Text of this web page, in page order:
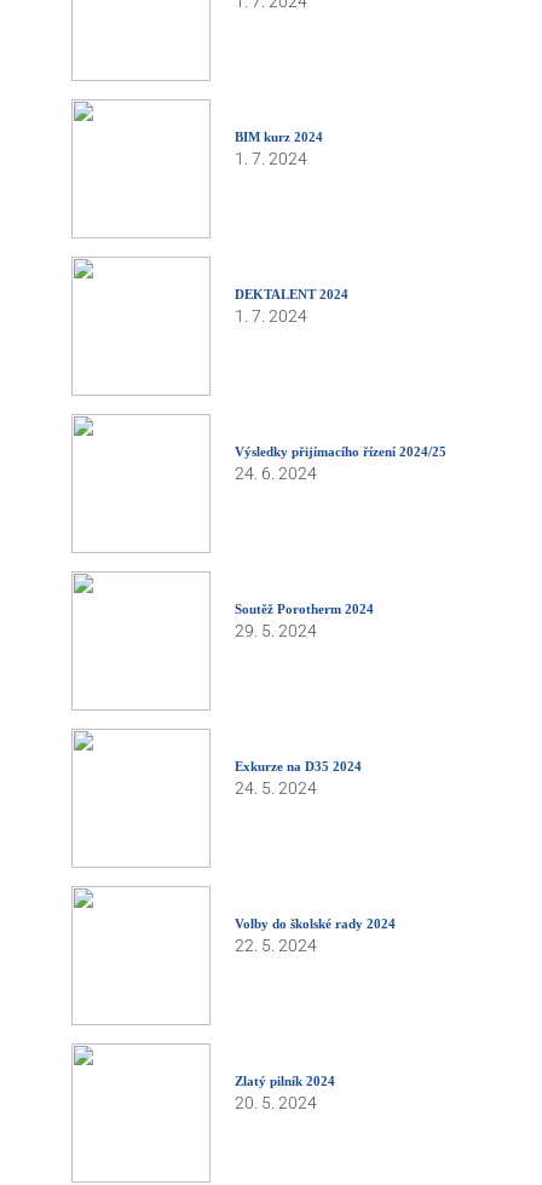
BIM kurz 2024
1. 7. 2024
DEKTALENT 2024
1. 7. 2024
Výsledky přijímacího řízení 2024/25
24. 6. 2024
Soutěž Porotherm 2024
29. 5. 2024
Exkurze na D35 2024
24. 5. 2024
Volby do školské rady 2024
22. 5. 2024
Zlatý pilník 2024
20. 5. 2024